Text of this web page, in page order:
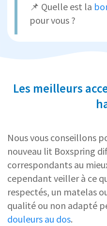
📌 Quelle est la
pour vous ?
Les meilleurs
Nous vous conseillons
nouveau lit Boxspring
correspondants au
cependant veiller à ce
respectés, un matelas
qualité ou non adapté
douleurs au dos.